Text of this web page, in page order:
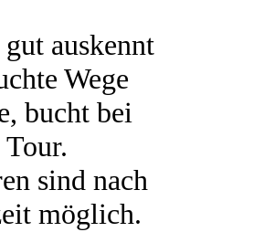
auskennt
Wege
bucht bei
sind nach
möglich.